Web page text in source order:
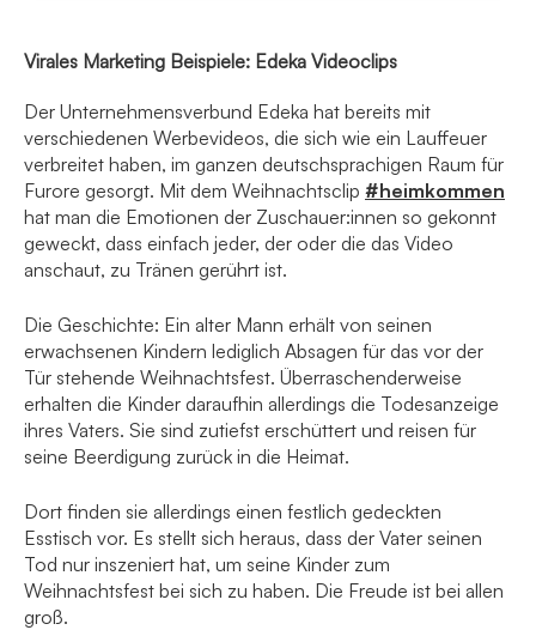
Virales Marketing Beispiele: Edeka Videoclips
Der Unternehmensverbund Edeka hat bereits mit
verschiedenen Werbevideos, die sich wie ein Lauffeuer
verbreitet haben, im ganzen deutschsprachigen Raum für
Furore gesorgt. Mit dem Weihnachtsclip #heimkommen
hat man die Emotionen der Zuschauer:innen so gekonnt
geweckt, dass einfach jeder, der oder die das Video
anschaut, zu Tränen gerührt ist.
Die Geschichte: Ein alter Mann erhält von seinen
erwachsenen Kindern lediglich Absagen für das vor der
Tür stehende Weihnachtsfest. Überraschenderweise
erhalten die Kinder daraufhin allerdings die Todesanzeige
ihres Vaters. Sie sind zutiefst erschüttert und reisen für
seine Beerdigung zurück in die Heimat.
Dort finden sie allerdings einen festlich gedeckten
Esstisch vor. Es stellt sich heraus, dass der Vater seinen
Tod nur inszeniert hat, um seine Kinder zum
Weihnachtsfest bei sich zu haben. Die Freude ist bei allen
groß.